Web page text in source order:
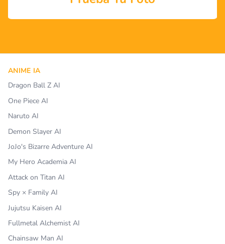
ANIME IA
Dragon Ball Z AI
One Piece AI
Naruto AI
Demon Slayer AI
JoJo's Bizarre Adventure AI
My Hero Academia AI
Attack on Titan AI
Spy × Family AI
Jujutsu Kaisen AI
Fullmetal Alchemist AI
Chainsaw Man AI